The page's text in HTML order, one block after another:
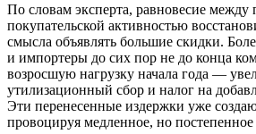
По словам эксперта, равновесие между
покупательской активностью
смысла объявлять большие скидки.
и импортеры до сих пор не до конца
возросшую нагрузку начала года —
утилизационный сбор и налог на
Эти перенесенные издержки уже
провоцируя медленное, но